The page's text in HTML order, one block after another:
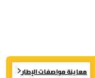
معاينة مواصفات الإطار